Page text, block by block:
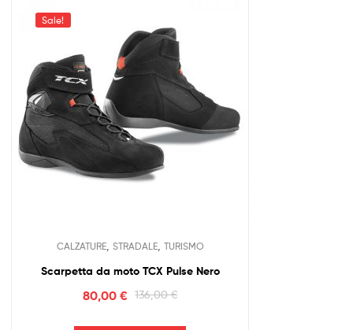
Sale!
CALZATURE, STRADALE, TURISMO
Scarpetta da moto TCX Pulse Nero
136,00€
80,00 €